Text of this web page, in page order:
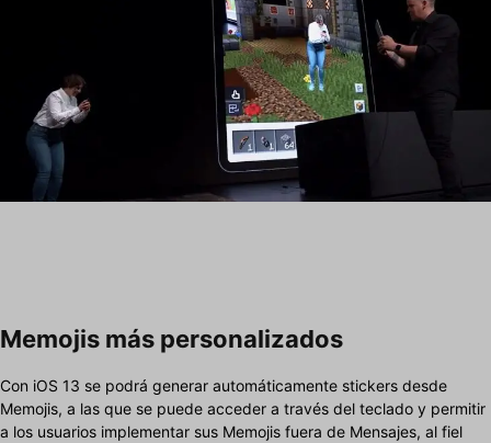
Memojis más personalizados
Con iOS 13 se podrá generar automáticamente stickers desde
Memojis, a las que se puede acceder a través del teclado y permitir
a los usuarios implementar sus Memojis fuera de Mensajes, al fiel